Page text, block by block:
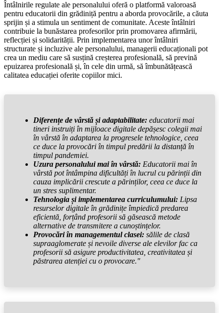
Întâlnirile regulate ale personalului oferă o platformă valoroasă
pentru educatorii din grădiniță pentru a aborda provocările, a căuta
sprijin și a stimula un sentiment de comunitate. Aceste întâlniri
contribuie la bunăstarea profesorilor prin promovarea afirmării,
reflecției și solidarității. Prin implementarea unor întâlniri
structurate și incluzive ale personalului, managerii educaționali pot
crea un mediu care să susțină creșterea profesională, să prevină
epuizarea profesională și, în cele din urmă, să îmbunătățească
calitatea educației oferite copiilor mici.
Diferențe de vârstă și adaptabilitate: educatorii mai
tineri instruiți în mijloace digitale depășesc colegii mai
în vârstă în adaptarea la progresele tehnologice, ceea
ce duce la provocări în timpul predării la distanță în
timpul pandemiei.
Uzura personalului mai în vârstă: Educatorii mai în
vârstă pot întâmpina dificultăți în lucrul cu părinții din
cauza implicării crescute a părinților, ceea ce duce la
un stres suplimentar.
Tehnologia și implementarea curriculumului: Lipsa
resurselor digitale în grădinițe împiedică predarea
eficientă, forțând profesorii să găsească metode
alternative de transmitere a cunoștințelor.
Provocări în managementul clasei: sălile de clasă
supraaglomerate și nevoile diverse ale elevilor fac ca
profesorii să asigure productivitatea, creativitatea și
păstrarea atenției cu o provocare."